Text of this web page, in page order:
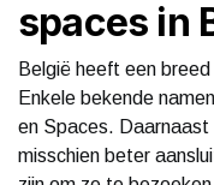
spaces in
België heeft een
Enkele bekende
en Spaces. Daarnaast
misschien beter